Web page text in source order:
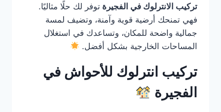
تركيب الانترلوك في الفجيرة توفر لك حلًا مثاليًا.
فهي تمنحك أرضية قوية وآمنة، وتضيف لمسة
جمالية واضحة للمكان، وتساعدك في استغلال
المساحات الخارجية بشكل أفضل.
تركيب انترلوك للأحواش في
الفجيرة